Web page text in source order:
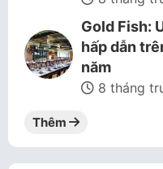
Gold Fish:
hấp dẫn
năm
8 tháng
Thêm